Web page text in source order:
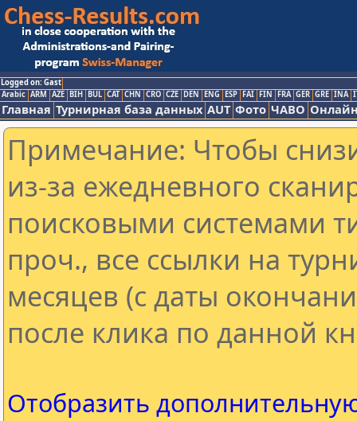
Logged on: Gast
Arabic ARM AZE BIH BUL CAT CHN CRO CZE DEN ENG ESP FAI FIN FRA GER GRE INA
Главная Турнирная база данных AUT Фото ЧАВО
Примечание: Чтобы
из-за ежедневного
поисковыми системами
проч., все ссылки на
месяцев (с даты
после клика по данной
Отобразить